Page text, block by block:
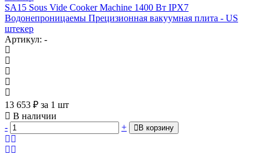
SA15 Sous Vide Cooker Machine 1400 Вт IPX7
Водонепроницаемы Прецизионная вакуумная плита - US
штекер
Артикул: -
13 653 ₽ за 1 шт
В наличии
-
+ В корзину